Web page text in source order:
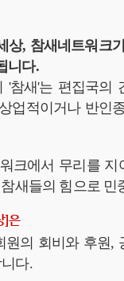
상, 참새네트워크
니다.
'참새'는 편집국의
업적이거나 반인
크에서 무리를
새들의 힘으로 민
]은
원의 회비와 후원,
다.